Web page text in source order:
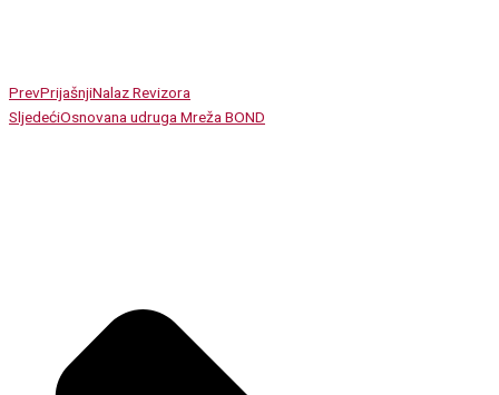
PrevPrijašnjiNalaz Revizora
SljedećiOsnovana udruga Mreža BOND